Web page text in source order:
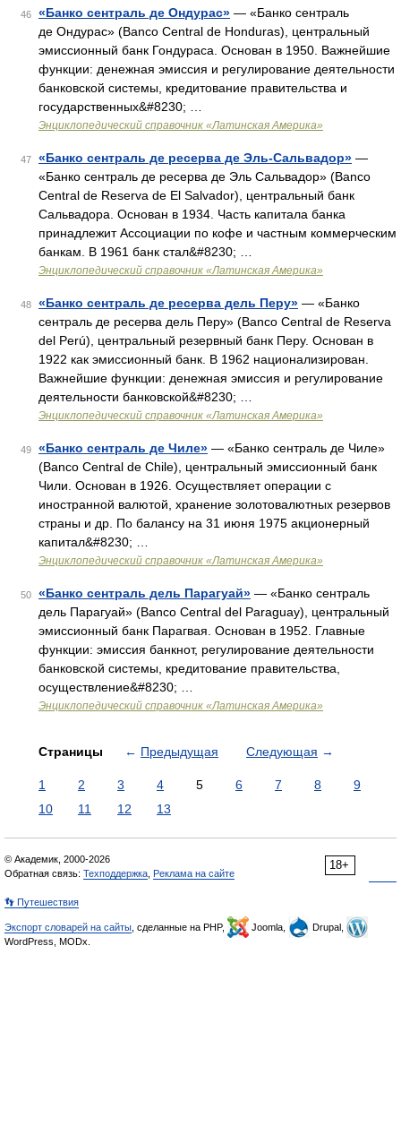
46 «Банко сентраль де Ондурас» — «Банко сентраль
де Ондурас» (Banco Central de Honduras), центральный
эмиссионный банк Гондураса. Основан в 1950. Важнейшие
функции: денежная эмиссия и регулирование деятельности
банковской системы, кредитование правительства и
государственных&#8230; …
Энциклопедический справочник «Латинская Америка»
47 «Банко сентраль де ресерва де Эль-Сальвадор» —
«Банко сентраль де ресерва де Эль Сальвадор» (Banco
Central de Reserva de El Salvador), центральный банк
Сальвадора. Основан в 1934. Часть капитала банка
принадлежит Ассоциации по кофе и частным коммерческим
банкам. В 1961 банк стал&#8230; …
Энциклопедический справочник «Латинская Америка»
48 «Банко сентраль де ресерва дель Перу» — «Банко
сентраль де ресерва дель Перу» (Banco Central de Reserva
del Perú), центральный резервный банк Перу. Основан в
1922 как эмиссионный банк. В 1962 национализирован.
Важнейшие функции: денежная эмиссия и регулирование
деятельности банковской&#8230; …
Энциклопедический справочник «Латинская Америка»
49 «Банко сентраль де Чиле» — «Банко сентраль де Чиле»
(Banco Central de Chile), центральный эмиссионный банк
Чили. Основан в 1926. Осуществляет операции с
иностранной валютой, хранение золотовалютных резервов
страны и др. По балансу на 31 июня 1975 акционерный
капитал&#8230; …
Энциклопедический справочник «Латинская Америка»
50 «Банко сентраль дель Парагуай» — «Банко сентраль
дель Парагуай» (Banco Central del Paraguay), центральный
эмиссионный банк Парагвая. Основан в 1952. Главные
функции: эмиссия банкнот, регулирование деятельности
банковской системы, кредитование правительства,
осуществление&#8230; …
Энциклопедический справочник «Латинская Америка»
Страницы ← Предыдущая Следующая →
1 2 3 4 5 6 7 8
9
10
11 12 13
18+
© Академик, 2000-2026
Обратная связь: Техподдержка Реклама на сайте
👣 Путешествия
Экспорт словарей на сайты , сделанные на PHP, Joomla,
Drupal,
WordPress, MODx.